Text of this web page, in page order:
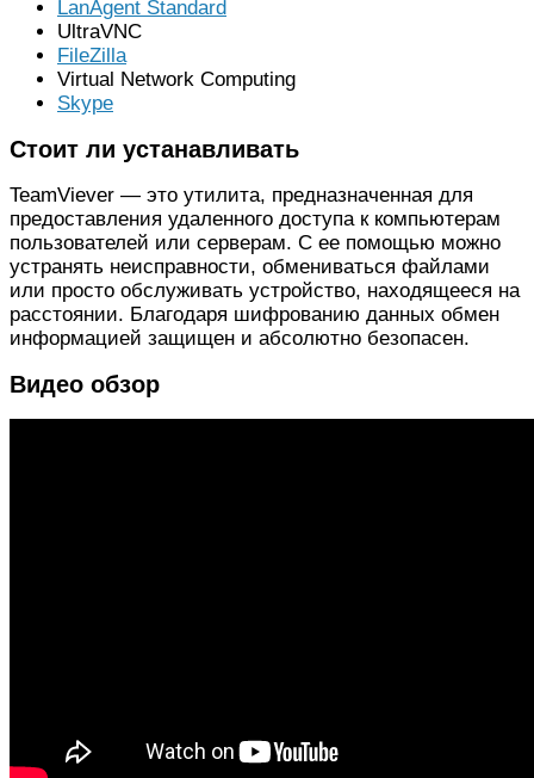
LanAgent Standard
UltraVNC
FileZilla
Virtual Network Computing
Skype
Стоит ли устанавливать
TeamViever — это утилита, предназначенная для
предоставления удаленного доступа к компьютерам
пользователей или серверам. С ее помощью можно
устранять неисправности, обмениваться файлами
или просто обслуживать устройство, находящееся на
расстоянии. Благодаря шифрованию данных обмен
информацией защищен и абсолютно безопасен.
Видео обзор